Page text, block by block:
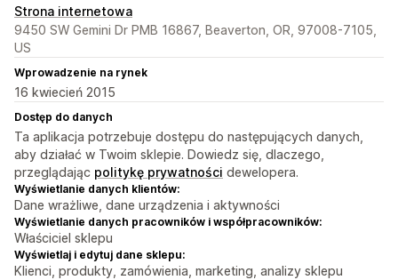
Strona internetowa
9450 SW Gemini Dr PMB 16867, Beaverton, OR, 97008-7105,
US
Wprowadzenie na rynek
16 kwiecień 2015
Dostęp do danych
Ta aplikacja potrzebuje dostępu do następujących danych,
aby działać w Twoim sklepie. Dowiedz się, dlaczego,
przeglądając politykę prywatności dewelopera.
Wyświetlanie danych klientów:
Dane wrażliwe, dane urządzenia i aktywności
Wyświetlanie danych pracowników i współpracowników:
Właściciel sklepu
Wyświetlaj i edytuj dane sklepu:
Klienci, produkty, zamówienia, marketing, analizy sklepu